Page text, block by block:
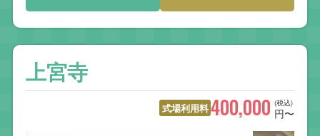
上宮寺
式場利用料 (税込)
400,000 円〜